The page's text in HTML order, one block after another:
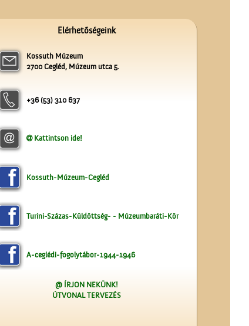
Se nem Kossuth, se nem
Elérhetőségeink
Kossuth Múzeum
2700 Cegléd, Múzeum utca 5.
+36 (53) 310 637
Kattintson ide!
Kossuth-Múzeum-Cegléd
Turini-Százas-Küldöttség- - Múzeumbaráti-Kör
A-ceglédi-fogolytábor-1944-1946
@ ÍRJON NEKÜNK!
ÚTVONAL TERVEZÉS